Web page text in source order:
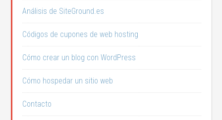
Análisis de SiteGround.es
Códigos de cupones de web hosting
Cómo crear un blog con WordPress
Cómo hospedar un sitio web
Contacto